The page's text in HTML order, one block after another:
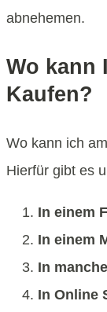
abnehemen.
Wo kann
Kaufen?
Wo kann ich
Hierfür gibt es
In einem
In einem
In
In Online